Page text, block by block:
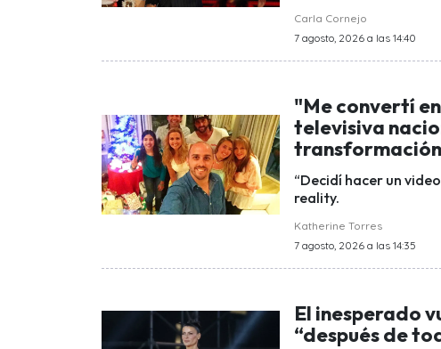
Carla Cornejo
7 agosto, 2026 a las 14:40
"Me convertí
televisiva
“Decidí hacer un
reality.
Katherine Torres
7 agosto, 2026 a las 14:35
El inesperado
“después de